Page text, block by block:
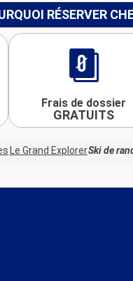
RÉSERVER
Frais de dossier
GRATUITS
Le Grand ExplorerSki de